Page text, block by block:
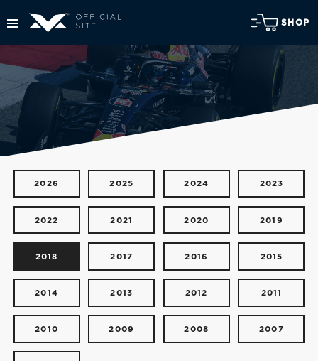
SHOP
2026 2025 2024 2023
2022 2021 2020 2019
2018 2017 2016 2015
2014 2013 2012 2011
2010 2009 2008 2007